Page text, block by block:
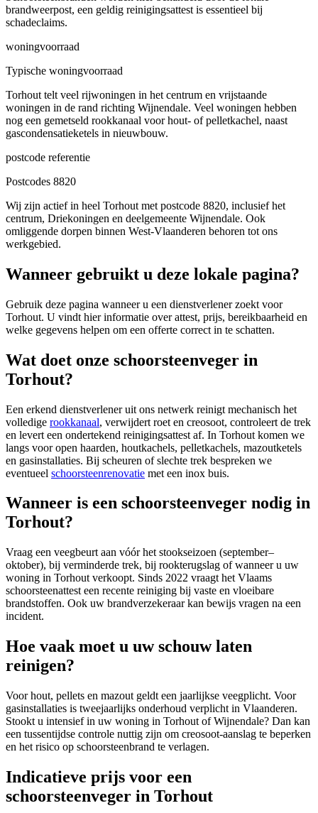
brandweerpost, een geldig reinigingsattest is essentieel bij
schadeclaims.
woningvoorraad
Typische woningvoorraad
Torhout telt veel rijwoningen in het centrum en vrijstaande
woningen in de rand richting Wijnendale. Veel woningen hebben
nog een gemetseld rookkanaal voor hout- of pelletkachel, naast
gascondensatieketels in nieuwbouw.
postcode referentie
Postcodes 8820
Wij zijn actief in heel Torhout met postcode 8820, inclusief het
centrum, Driekoningen en deelgemeente Wijnendale. Ook
omliggende dorpen binnen West-Vlaanderen behoren tot ons
werkgebied.
Wanneer gebruikt u deze lokale pagina?
Gebruik deze pagina wanneer u een dienstverlener zoekt voor
Torhout. U vindt hier informatie over attest, prijs, bereikbaarheid en
welke gegevens helpen om een offerte correct in te schatten.
Wat doet onze schoorsteenveger in
Torhout?
Een erkend dienstverlener uit ons netwerk reinigt mechanisch het
volledige rookkanaal, verwijdert roet en creosoot, controleert de trek
en levert een ondertekend reinigingsattest af. In Torhout komen we
langs voor open haarden, houtkachels, pelletkachels, mazoutketels
en gasinstallaties. Bij scheuren of slechte trek bespreken we
eventueel schoorsteenrenovatie met een inox buis.
Wanneer is een schoorsteenveger nodig in
Torhout?
Vraag een veegbeurt aan vóór het stookseizoen (september–
oktober), bij verminderde trek, bij rookterugslag of wanneer u uw
woning in Torhout verkoopt. Sinds 2022 vraagt het Vlaams
schoorsteenattest een recente reiniging bij vaste en vloeibare
brandstoffen. Ook uw brandverzekeraar kan bewijs vragen na een
incident.
Hoe vaak moet u uw schouw laten
reinigen?
Voor hout, pellets en mazout geldt een jaarlijkse veegplicht. Voor
gasinstallaties is tweejaarlijks onderhoud verplicht in Vlaanderen.
Stookt u intensief in uw woning in Torhout of Wijnendale? Dan kan
een tussentijdse controle nuttig zijn om creosoot-aanslag te beperken
en het risico op schoorsteenbrand te verlagen.
Indicatieve prijs voor een
schoorsteenveger in Torhout